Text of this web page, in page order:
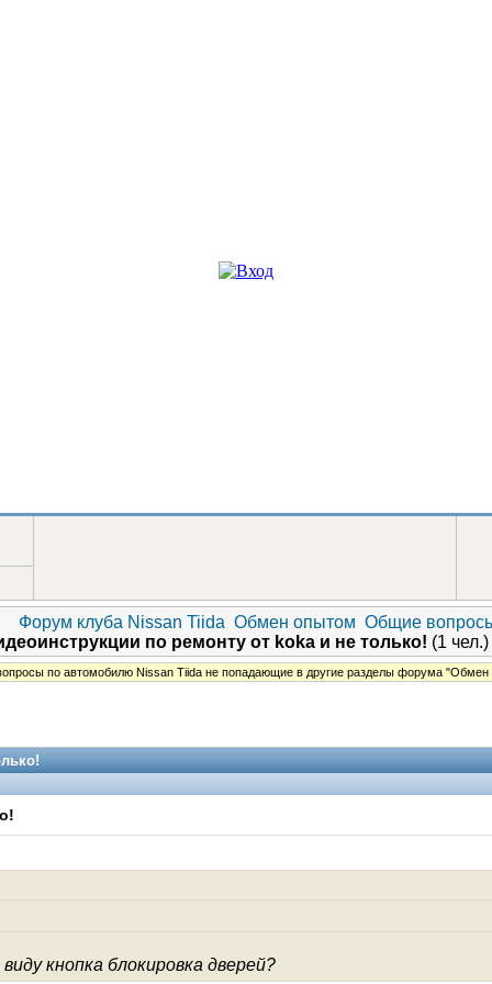
Форум клуба Nissan Tiida Обмен опытом Общие
по ремонту от koka и не только! (1 чел.)
по автомобилю Nissan Tiida не попадающие в другие разделы форума
кнопка блокировка дверей?